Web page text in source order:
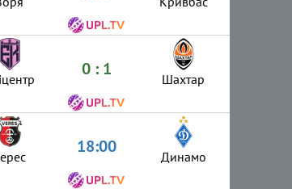
0 : 1 Шахтар
18:00 Динамо